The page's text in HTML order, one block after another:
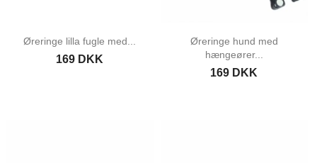
Øreringe lilla fugle med...
169 DKK
Øreringe hund med
hængeører...
169 DKK